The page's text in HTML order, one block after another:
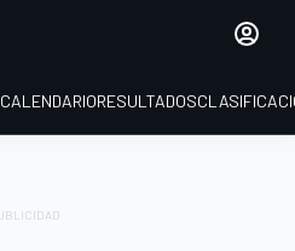
CALENDARIORESULTADOS